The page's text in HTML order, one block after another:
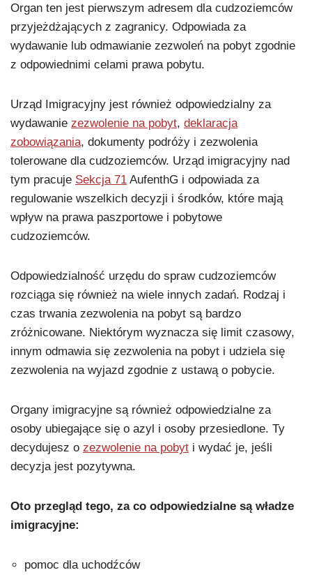
Organ ten jest pierwszym adresem dla cudzoziemców
przyjeżdżających z zagranicy. Odpowiada za
wydawanie lub odmawianie zezwoleń na pobyt zgodnie
z odpowiednimi celami prawa pobytu.
Urząd Imigracyjny jest również odpowiedzialny za
wydawanie zezwolenie na pobyt, deklaracja
zobowiązania, dokumenty podróży i zezwolenia
tolerowane dla cudzoziemców. Urząd imigracyjny nad
tym pracuje Sekcja 71 AufenthG i odpowiada za
regulowanie wszelkich decyzji i środków, które mają
wpływ na prawa paszportowe i pobytowe
cudzoziemców.
Odpowiedzialność urzędu do spraw cudzoziemców
rozciąga się również na wiele innych zadań. Rodzaj i
czas trwania zezwolenia na pobyt są bardzo
zróżnicowane. Niektórym wyznacza się limit czasowy,
innym odmawia się zezwolenia na pobyt i udziela się
zezwolenia na wyjazd zgodnie z ustawą o pobycie.
Organy imigracyjne są również odpowiedzialne za
osoby ubiegające się o azyl i osoby przesiedlone. Ty
decydujesz o zezwolenie na pobyt i wydać je, jeśli
decyzja jest pozytywna.
Oto przegląd tego, za co odpowiedzialne są władze
imigracyjne:
pomoc dla uchodźców